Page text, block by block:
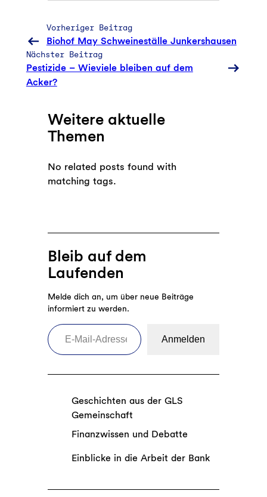
Vorheriger Beitrag
Biohof May Schweineställe Junkershausen
Nächster Beitrag
Pestizide – Wieviele bleiben auf dem
Acker?
Weitere aktuelle
Themen
No related posts found with
matching tags.
Bleib auf dem
Laufenden
Melde dich an, um über neue Beiträge
informiert zu werden.
E-Mail-Adresse eingeben
Anmelden
Geschichten aus der GLS
Gemeinschaft
Finanzwissen und Debatte
Einblicke in die Arbeit der Bank